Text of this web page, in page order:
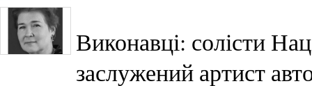
Виконавці: солісти
заслужений артист